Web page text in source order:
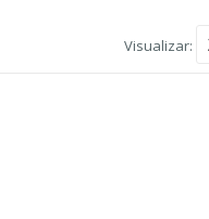
Visualizar: